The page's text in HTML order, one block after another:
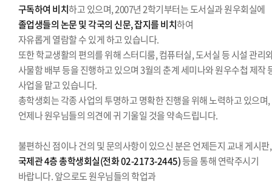
구독하여 비치하고 있으며, 2007년 2학기부터는 도서실과 원우회실에
졸업생들의 논문 및 각국의 신문, 잡지를 비치하여
자유롭게 열람할 수 있게 하고 있습니다.
또한 학교생활의 편의를 위해 스터디룸, 컴퓨터실, 도서실 등 시설 관리
사물함 배부 등을 진행하고 있으며 3월의 춘계 세미나와 원우수첩 제작
사업을 맡고 있습니다.
총학생회는 각종 사업의 투명하고 명확한 진행을 위해 노력하고 있으며,
언제나 원우님들의 의견에 귀 기울일 것을 약속드립니다.
불편하신 점이나 건의 및 문의사항이 있으신 분은 언제든지 교내 게시판,
국제관 4층 총학생회실(전화 02-2173-2445)등을 통해 연락주시기
바랍니다. 앞으로도 원우님들의 학업과